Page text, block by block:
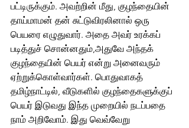
பட்டிருக்கும். அவற்றின் மீது, குழந்தையின்
தாய்மாமன் தன் சுட்டுவிரலினால் ஒரு
பெயரை எழுதுவார். அதை அவர் உரக்கப்
படித்துச் சொன்னதும்,அதுவே அந்தக்
குழந்தையின் பெயர் என்று அனைவரும்
ஏற்றுக்கொள்வார்கள். பொதுவாகத்
தமிழ்நாட்டில், வீடுகளில் குழந்தைகளுக்குப்
பெயர் இடுவது இந்த முறையில் நடப்பதை
நாம் அறிவோம். இது வெவ்வேறு